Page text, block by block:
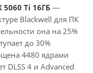
5060 Ti 16ГБ —
Blackwell для ПК
она на 25%
до 30%
4480 ядрами
DLSS 4 и Advanced